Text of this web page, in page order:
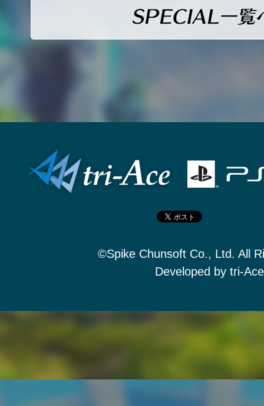
©Spike Chunsoft Co., Ltd. All
Developed by tri-